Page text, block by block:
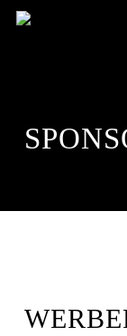
Skip